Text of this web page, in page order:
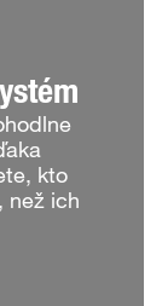
kto
než ich